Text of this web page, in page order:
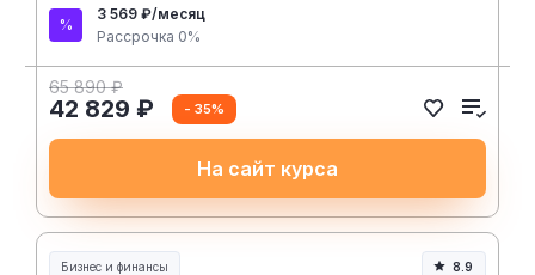
3 569 ₽/месяц
Рассрочка 0%
65 890 ₽
42 829 ₽ - 35%
На сайт курса
Бизнес и финансы 8.9